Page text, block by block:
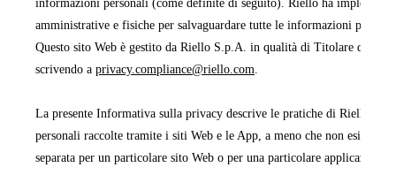
informazioni personali (come definite di seguito). Riello ha
amministrative e fisiche per salvaguardare tutte le informazioni
Questo sito Web è gestito da Riello S.p.A. in qualità di Titolare del
scrivendo a privacy.compliance@riello.com
La presente Informativa sulla privacy descrive le pratiche di Riello
personali raccolte tramite i siti Web e le App, a meno che non esista
separata per un particolare sito Web o per una particolare applicazione